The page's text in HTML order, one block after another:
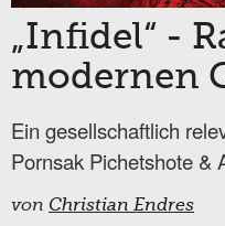
„Infidel“ -
modernen
Ein gesellschaftlich
Pornsak Pichetshote &
von Christian Endres